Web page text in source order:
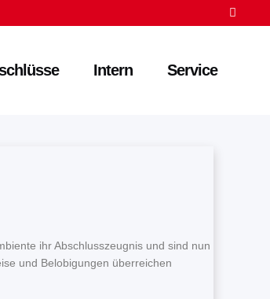
Intern Service
ihr Abschlusszeugnis und sind nun
und Belobigungen überreichen